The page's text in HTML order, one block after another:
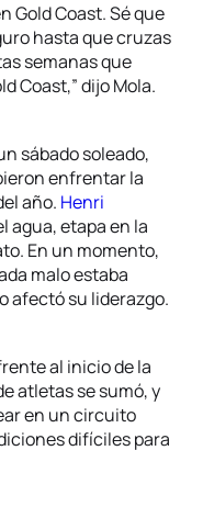
Gold Coast. Sé que
hasta que cruzas
semanas que
Coast,” dijo Mola.
sábado soleado,
enfrentar la
año. Henri
agua, etapa en la
En un momento,
malo estaba
afectó su liderazgo.
al inicio de la
atletas se sumó, y
en un circuito
difíciles para